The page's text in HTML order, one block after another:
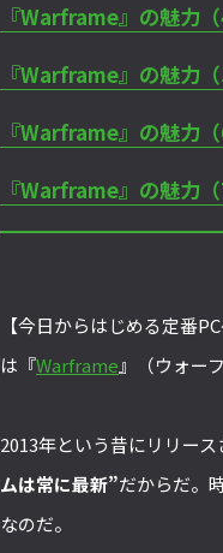
『Warframe』の魅力
『Warframe』の魅力
『Warframe』の魅力
『Warframe』の魅力
【今日からはじめる定番
は『Warframe』（ウォー
2013年という昔にリリー
ムは常に最新”だからだ。
なのだ。